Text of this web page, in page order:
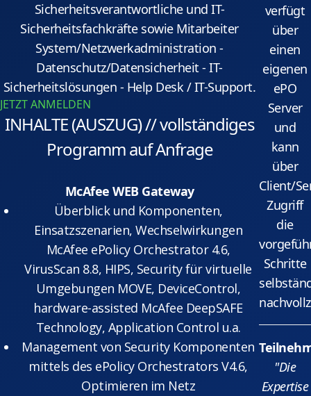
Sicherheitsverantwortliche und IT-
Sicherheitsfachkräfte sowie Mitarbeiter
System/Netzwerkadministration -
Datenschutz/Datensicherheit - IT-
Sicherheitslösungen - Help Desk / IT-Support.
JETZT ANMELDEN
INHALTE (AUSZUG) // vollständiges
Programm auf Anfrage
McAfee WEB Gateway
Überblick und Komponenten,
Einsatzszenarien, Wechselwirkungen
McAfee ePolicy Orchestrator 4.6,
VirusScan 8.8, HIPS, Security für virtuelle
Umgebungen MOVE, DeviceControl,
hardware-assisted McAfee DeepSAFE
Technology, Application Control u.a.
Management von Security Komponenten
mittels des ePolicy Orchestrators V4.6,
Optimieren im Netz
verfügt
über
einen
eigenen
ePO
Server
und
kann
über
Client/
Zugriff
die
Schritte
"Die
Expertise